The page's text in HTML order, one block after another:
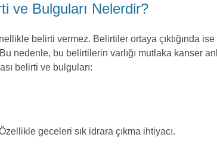
ve Bulguları Nelerdir?
belirti vermez. Belirtiler ortaya çıktığında
nedenle, bu belirtilerin varlığı mutlaka kanser
belirti ve bulguları:
geceleri sık idrara çıkma ihtiyacı.